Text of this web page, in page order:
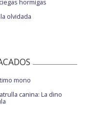
hormigas
olvidada
mono
canina: La dino